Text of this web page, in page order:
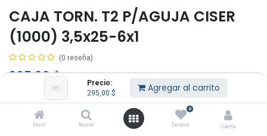
Precio:
295,00 $ Agregar al carrito
Inicio Buscar
0
Deseos Cuenta
CAJA TORN. T2 P/AGUJA CISER
(1000) 3,5x25-6x1
(0 reseña)
295,00$ IVA Incluido